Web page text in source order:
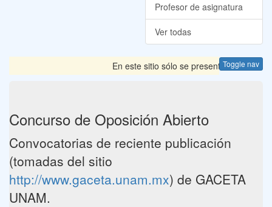
Profesor de asignatura
Ver todas
Toggle nav
En este sitio sólo se presentan las
Concurso de Oposición Abierto
Convocatorias de reciente publicación
(tomadas del sitio
http://www.gaceta.unam.mx) de GACETA
UNAM.